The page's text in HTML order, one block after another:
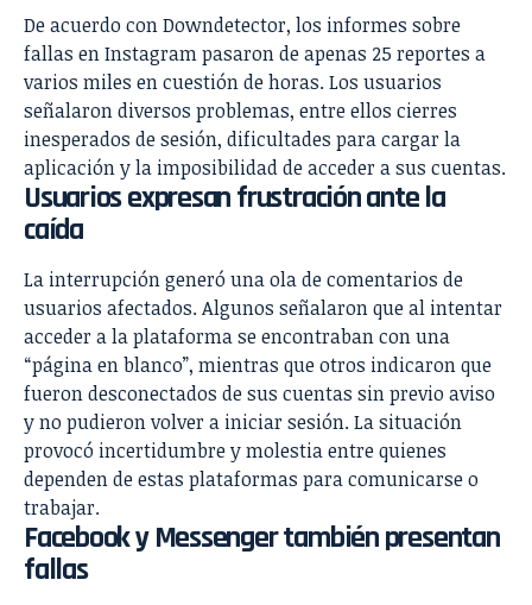
De acuerdo con Downdetector, los informes sobre
fallas en Instagram pasaron de apenas 25 reportes a
varios miles en cuestión de horas. Los usuarios
señalaron diversos problemas, entre ellos cierres
inesperados de sesión, dificultades para cargar la
aplicación y la imposibilidad de acceder a sus cuentas.
Usuarios expresan frustración ante la
caída
La interrupción generó una ola de comentarios de
usuarios afectados. Algunos señalaron que al intentar
acceder a la plataforma se encontraban con una
“página en blanco”, mientras que otros indicaron que
fueron desconectados de sus cuentas sin previo aviso
y no pudieron volver a iniciar sesión. La situación
provocó incertidumbre y molestia entre quienes
dependen de estas plataformas para comunicarse o
trabajar.
Facebook y Messenger también presentan
fallas